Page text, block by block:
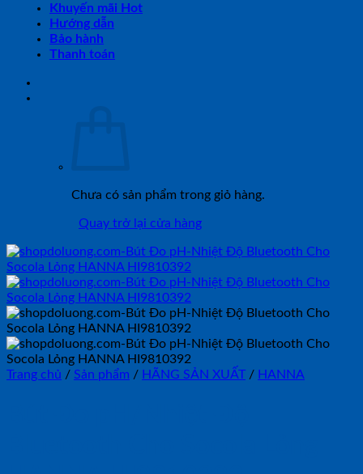
Khuyến mãi Hot
Hướng dẫn
Bảo hành
Thanh toán
Chưa có sản phẩm trong giỏ hàng.
Quay trở lại cửa hàng
Trang chủ / Sản phẩm / HÃNG SẢN XUẤT / HANNA